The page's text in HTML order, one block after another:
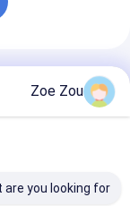
المنتجات الموصى
Zoe Zou
you looking for?